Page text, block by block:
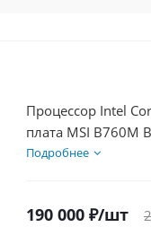
Процессор Intel
плата MSI B760M
DDR5 64Gb,
Подробнее
190 000 ₽/шт